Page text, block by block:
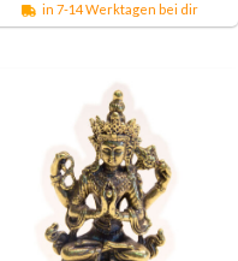
in 7-14 Werktagen bei dir